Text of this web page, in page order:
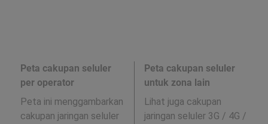
Peta cakupan seluler
per operator
Peta ini menggambarkan
cakupan jaringan seluler
Peta cakupan seluler
untuk zona lain
Lihat juga cakupan
jaringan seluler 3G / 4G /